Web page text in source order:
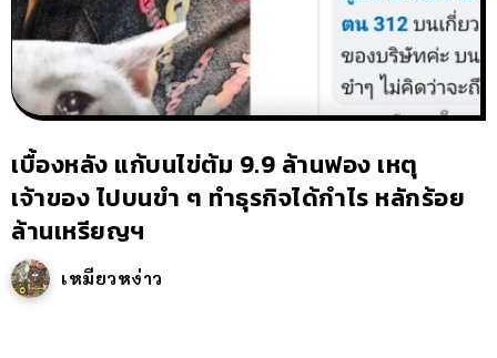
เบื้องหลัง แก้บนไข่ต้ม 9.9 ล้านฟอง เหตุ
เจ้าของ ไปบนขำ ๆ ทำธุรกิจได้กำไร หลักร้อย
ล้านเหรียญฯ
เหมียวหง่าว